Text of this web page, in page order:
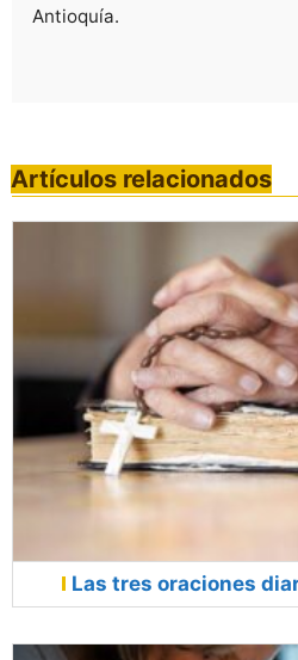
Antioquía.
Artículos relacionados
Las tres oraciones